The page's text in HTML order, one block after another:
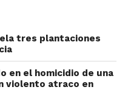
tres plantaciones
en el homicidio de una
violento atraco en